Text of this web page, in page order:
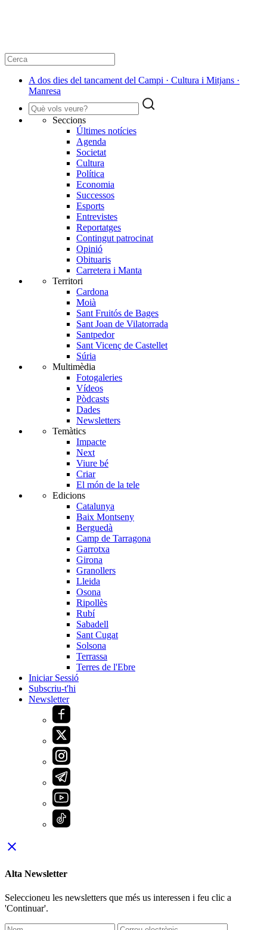
A dos dies del tancament del Campi · Cultura i Mitjans ·
Manresa
Seccions
Últimes notícies
Agenda
Societat
Cultura
Política
Economia
Successos
Esports
Entrevistes
Reportatges
Contingut patrocinat
Opinió
Obituaris
Carretera i Manta
Territori
Cardona
Moià
Sant Fruitós de Bages
Sant Joan de Vilatorrada
Santpedor
Sant Vicenç de Castellet
Súria
Multimèdia
Fotogaleries
Vídeos
Pòdcasts
Dades
Newsletters
Temàtics
Impacte
Next
Viure bé
Criar
El món de la tele
Edicions
Catalunya
Baix Montseny
Berguedà
Camp de Tarragona
Garrotxa
Girona
Granollers
Lleida
Osona
Ripollès
Rubí
Sabadell
Sant Cugat
Solsona
Terrassa
Terres de l'Ebre
Iniciar Sessió
Subscriu-t'hi
Newsletter
close
Alta Newsletter
Seleccioneu les newsletters que més us interessen i feu clic a
'Continuar'.